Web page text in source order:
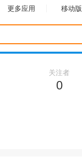
更多应用 移动版
关注者
0